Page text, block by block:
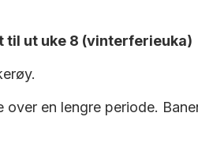
til ut uke 8 (vinterferieuka)
en lengre periode.